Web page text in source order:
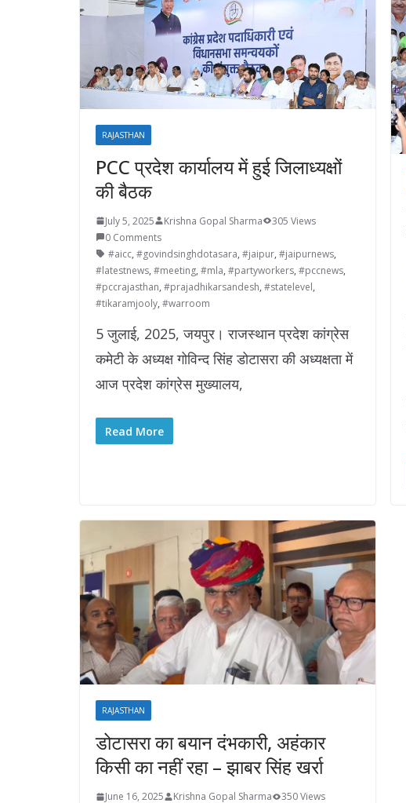
RAJASTHAN
PCC प्रदेश कार्यालय में हुई जिलाध्यक्षों
की बैठक
July 5, 2025 Krishna Gopal Sharma
305 Views
0 Comments
#aicc, #govindsinghdotasara, #jaipur, #jaipurnews,
#latestnews, #meeting, #mla, #partyworkers, #pccnews,
#pccrajasthan, #prajadhikarsandesh, #statelevel,
#tikaramjooly, #warroom
5 जुलाई, 2025, जयपुर। राजस्थान प्रदेश कांग्रेस
कमेटी के अध्यक्ष गोविन्द सिंह डोटासरा की अध्यक्षता में
आज प्रदेश कांग्रेस मुख्यालय,
Read More
RAJASTHAN
डोटासरा का बयान दंभकारी, अहंकार
किसी का नहीं रहा – झाबर सिंह खर्रा
June 16, 2025 Krishna Gopal Sharma 350 Views